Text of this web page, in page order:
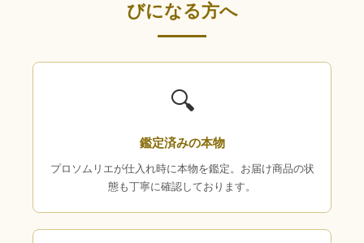
びになる方へ
🔍
鑑定済みの本物
プロソムリエが仕入れ時に本物を鑑定。お届け商品の状
態も丁寧に確認しております。